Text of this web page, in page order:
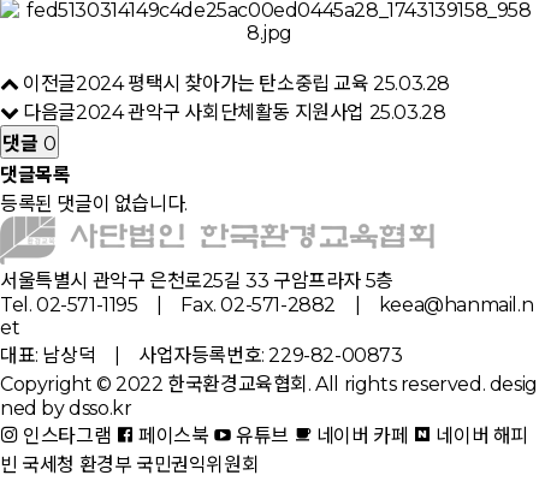
이전글2024 평택시 찾아가는 탄소중립 교육 25.03.28
다음글2024 관악구 사회단체활동 지원사업 25.03.28
댓글 0
댓글목록
등록된 댓글이 없습니다.
서울특별시 관악구 은천로25길 33 구암프라자 5층
Tel. 02-571-1195 | Fax. 02-571-2882 | keea@hanmail.n
et
대표: 남상덕 | 사업자등록번호: 229-82-00873
Copyright © 2022 한국환경교육협회. All rights reserved. desig
ned by dsso.kr
인스타그램
페이스북 유튜브 네이버 카페
네이버 해피
빈 국세청 환경부 국민권익위원회